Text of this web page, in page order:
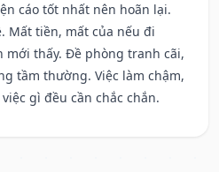
cáo tốt nhất nên hoãn lại.
Mất tiền, mất của nếu đi
thấy. Đề phòng tranh cãi,
tầm thường. Việc làm chậm,
gì đều cần chắc chắn.